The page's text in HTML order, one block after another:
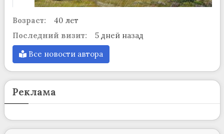
Возраст:
40 лет
Последний визит:
5 дней назад
Все новости автора
Реклама